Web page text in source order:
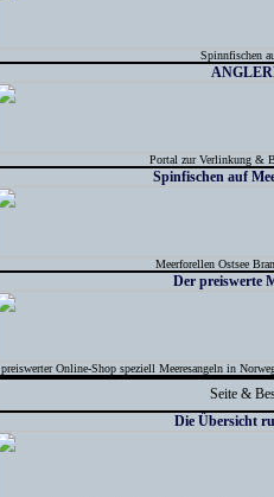
Spinnfischen
Portal zur Verlinkung &
Spinfischen auf
Meerforellen Ostsee
Der preiswerte
preiswerter Online-Shop speziell Meeresangeln in
Seite &
Die Übersicht